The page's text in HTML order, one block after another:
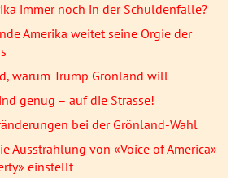
immer noch in der Schuldenfalle?
Amerika weitet seine Orgie der
warum Trump Grönland will
genug – auf die Strasse!
bei der Grönland-Wahl
Ausstrahlung von «Voice of America»
einstellt